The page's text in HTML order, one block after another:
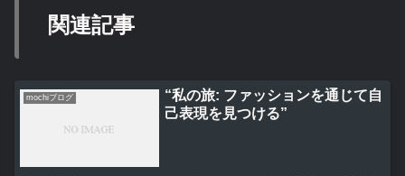
関連記事
mochiブログ
“私の旅: ファッションを通じて自
己表現を見つける”